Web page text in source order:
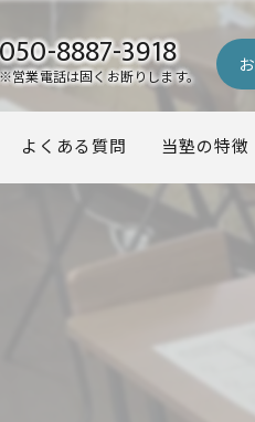
050-8887-3918
※営業電話は固くお断りします。
よくある質問 当塾の特徴
幼児
受験